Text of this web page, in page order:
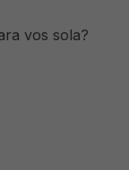
vos sola?